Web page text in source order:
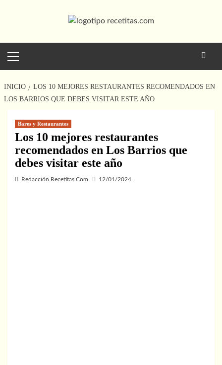
principal
INICIO
LOS 10 MEJORES RESTAURANTES RECOMENDADOS EN
LOS BARRIOS QUE DEBES VISITAR ESTE AÑO
Bares y Restaurantes
Los 10 mejores restaurantes
recomendados en Los Barrios que
debes visitar este año
Redacción Recetitas.Com 12/01/2024